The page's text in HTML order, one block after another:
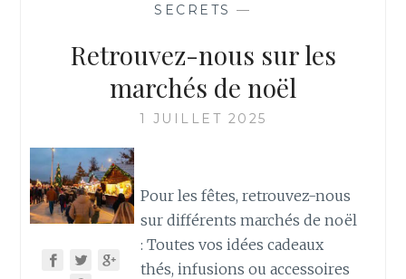
SECRETS —
Retrouvez-nous sur les
marchés de noël
1 JUILLET 2025
Pour les fêtes, retrouvez-nous
sur différents marchés de noël
: Toutes vos idées cadeaux
thés, infusions ou accessoires